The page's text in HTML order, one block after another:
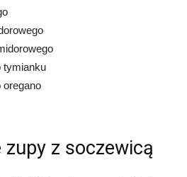
tymianku
oregano
z soczewicą